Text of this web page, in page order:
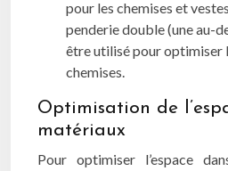
pour les chemises et
penderie double (une au-
être utilisé pour optimiser
chemises.
Optimisation de
matériaux
Pour optimiser l’espace